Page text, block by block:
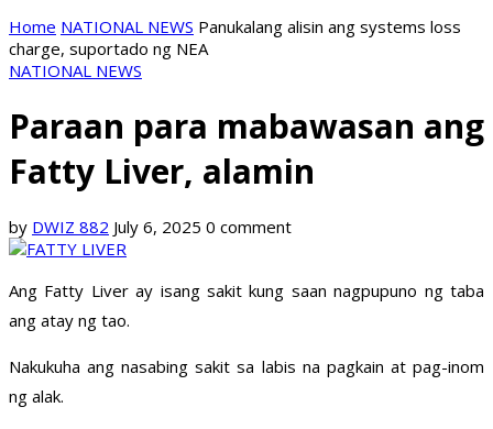
Home NATIONAL NEWS Panukalang alisin ang systems loss
charge, suportado ng NEA
NATIONAL NEWS
Paraan para mabawasan ang
Fatty Liver, alamin
by DWIZ 882 July 6, 2025 0 comment
Ang Fatty Liver ay isang sakit kung saan nagpupuno ng taba
ang atay ng tao.
Nakukuha ang nasabing sakit sa labis na pagkain at pag-inom
ng alak.